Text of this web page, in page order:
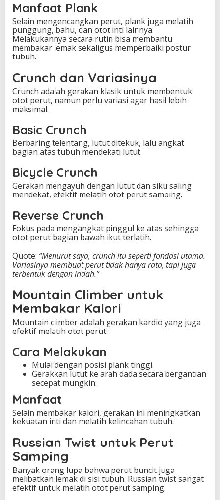
Manfaat Plank
Selain mengencangkan perut, plank juga melatih
punggung, bahu, dan otot inti lainnya.
Melakukannya secara rutin bisa membantu
membakar lemak sekaligus memperbaiki postur
tubuh.
Crunch dan Variasinya
Crunch adalah gerakan klasik untuk membentuk
otot perut, namun perlu variasi agar hasil lebih
maksimal.
Basic Crunch
Berbaring telentang, lutut ditekuk, lalu angkat
bagian atas tubuh mendekati lutut.
Bicycle Crunch
Gerakan mengayuh dengan lutut dan siku saling
mendekat, efektif melatih otot perut samping.
Reverse Crunch
Fokus pada mengangkat pinggul ke atas sehingga
otot perut bagian bawah ikut terlatih.
Quote: “Menurut saya, crunch itu seperti fondasi utama.
Variasinya membuat perut tidak hanya rata, tapi juga
terbentuk dengan indah.”
Mountain Climber untuk
Membakar Kalori
Mountain climber adalah gerakan kardio yang juga
efektif melatih otot perut.
Cara Melakukan
Mulai dengan posisi plank tinggi.
Gerakkan lutut ke arah dada secara bergantian
secepat mungkin.
Manfaat
Selain membakar kalori, gerakan ini meningkatkan
kekuatan inti dan melatih kelincahan tubuh.
Russian Twist untuk Perut
Samping
Banyak orang lupa bahwa perut buncit juga
melibatkan lemak di sisi tubuh. Russian twist sangat
efektif untuk melatih otot perut samping.